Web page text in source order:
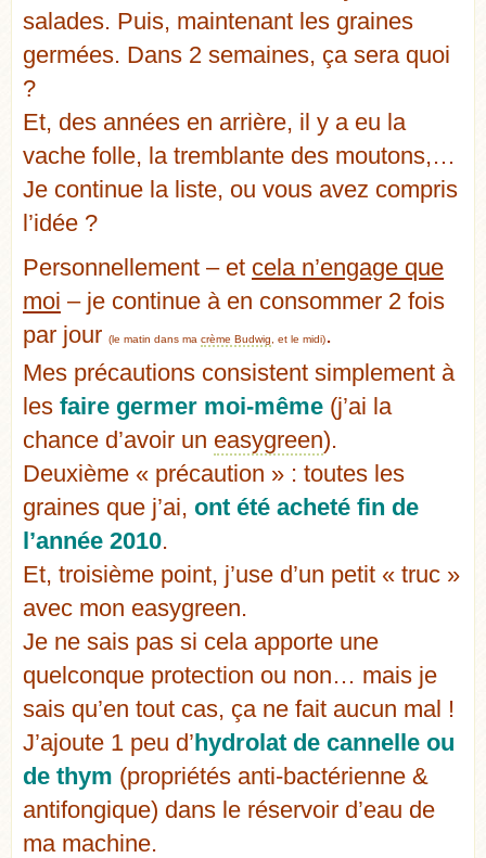
salades. Puis, maintenant les graines
germées. Dans 2 semaines, ça sera quoi
?
Et, des années en arrière, il y a eu la
vache folle, la tremblante des moutons,…
Je continue la liste, ou vous avez compris
l’idée ?
Personnellement – et cela n’engage que
moi – je continue à en consommer 2 fois
par jour (le matin dans ma crème Budwig , et le midi).
Mes précautions consistent simplement à
les faire germer moi-même (j’ai la
chance d’avoir un easygreen).
Deuxième « précaution » : toutes les
graines que j’ai, ont été acheté fin de
l’année 2010.
Et, troisième point, j’use d’un petit « truc »
avec mon easygreen.
Je ne sais pas si cela apporte une
quelconque protection ou non… mais je
sais qu’en tout cas, ça ne fait aucun mal !
J’ajoute 1 peu d’hydrolat de cannelle ou
de thym (propriétés anti-bactérienne &
antifongique) dans le réservoir d’eau de
ma machine.